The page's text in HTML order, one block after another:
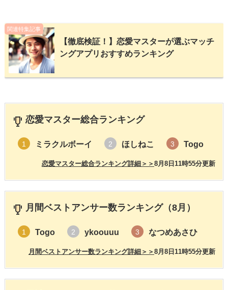
関連特集記事
【徹底検証！】恋愛マスターが選ぶマッチ
ングアプリおすすめランキング
恋愛マスター総合ランキング
1 ミラクルボーイ 2 ほしねこ 3 Togo
8月8日11時55分更新
恋愛マスター総合ランキング詳細＞＞
月間ベストアンサー数ランキング（8月）
1 Togo 2 ykoouuu 3 なつめあさひ
8月8日11時55分更新
月間ベストアンサー数ランキング詳細＞＞